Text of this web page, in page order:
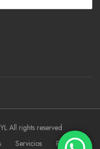
All rights reserved
Servicios Proyectos